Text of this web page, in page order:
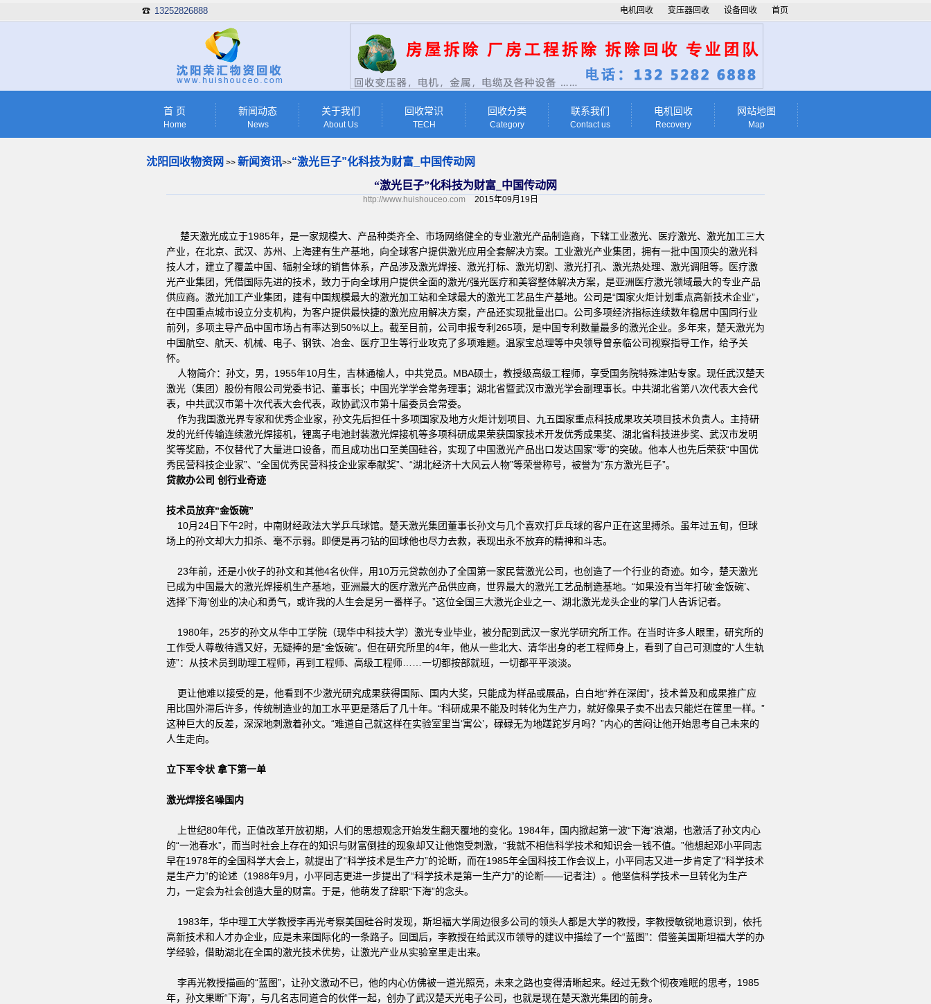
☎ 13252826888 首页
设备回收
变压器回收
电机回收
首 页
Home
新闻动态
News
关于我们
About Us
回收常识
TECH
回收分类
Category
联系我们
Contact us
电机回收
Recovery
网站地图
Map
沈阳回收物资网 >>新闻资讯>>“激光巨子”化科技为财富_中国传动网
“激光巨子”化科技为财富_中国传动网
http://www.huishouceo.com 2015年09月19日
楚天激光成立于1985年，是一家规模大、产品种类齐全、市场网络健全的专业激光产品制造商，下辖工业激光、医疗激光、激光加工三大
产业，在北京、武汉、苏州、上海建有生产基地，向全球客户提供激光应用全套解决方案。工业激光产业集团，拥有一批中国顶尖的激光科
技人才，建立了覆盖中国、辐射全球的销售体系，产品涉及激光焊接、激光打标、激光切割、激光打孔、激光热处理、激光调阻等。医疗激
光产业集团，凭借国际先进的技术，致力于向全球用户提供全面的激光/强光医疗和美容整体解决方案，是亚洲医疗激光领域最大的专业产品
供应商。激光加工产业集团，建有中国规模最大的激光加工站和全球最大的激光工艺品生产基地。公司是“国家火炬计划重点高新技术企业”，
在中国重点城市设立分支机构，为客户提供最快捷的激光应用解决方案，产品还实现批量出口。公司多项经济指标连续数年稳居中国同行业
前列，多项主导产品中国市场占有率达到50%以上。截至目前，公司申报专利265项，是中国专利数量最多的激光企业。多年来，楚天激光为
中国航空、航天、机械、电子、钢铁、冶金、医疗卫生等行业攻克了多项难题。温家宝总理等中央领导曾亲临公司视察指导工作，给予关
怀。
人物简介：孙文，男，1955年10月生，吉林通榆人，中共党员。MBA硕士，教授级高级工程师，享受国务院特殊津贴专家。现任武汉楚天
激光（集团）股份有限公司党委书记、董事长；中国光学学会常务理事；湖北省暨武汉市激光学会副理事长。中共湖北省第八次代表大会代
表，中共武汉市第十次代表大会代表，政协武汉市第十届委员会常委。
作为我国激光界专家和优秀企业家，孙文先后担任十多项国家及地方火炬计划项目、九五国家重点科技成果攻关项目技术负责人。主持研
发的光纤传输连续激光焊接机，锂离子电池封装激光焊接机等多项科研成果荣获国家技术开发优秀成果奖、湖北省科技进步奖、武汉市发明
奖等奖励，不仅替代了大量进口设备，而且成功出口至美国硅谷，实现了中国激光产品出口发达国家“零”的突破。他本人也先后荣获“中国优
秀民营科技企业家”、“全国优秀民营科技企业家奉献奖”、“湖北经济十大风云人物”等荣誉称号，被誉为“东方激光巨子”。
贷款办公司 创行业奇迹
技术员放弃“金饭碗”
10月24日下午2时，中南财经政法大学乒乓球馆。楚天激光集团董事长孙文与几个喜欢打乒乓球的客户正在这里搏杀。虽年过五旬，但球
场上的孙文却大力扣杀、毫不示弱。即便是再刁钻的回球他也尽力去救，表现出永不放弃的精神和斗志。
23年前，还是小伙子的孙文和其他4名伙伴，用10万元贷款创办了全国第一家民营激光公司，也创造了一个行业的奇迹。如今，楚天激光
已成为中国最大的激光焊接机生产基地，亚洲最大的医疗激光产品供应商，世界最大的激光工艺品制造基地。“如果没有当年打破‘金饭碗’、
选择‘下海’创业的决心和勇气，或许我的人生会是另一番样子。”这位全国三大激光企业之一、湖北激光龙头企业的掌门人告诉记者。
1980年，25岁的孙文从华中工学院（现华中科技大学）激光专业毕业，被分配到武汉一家光学研究所工作。在当时许多人眼里，研究所的
工作受人尊敬待遇又好，无疑捧的是“金饭碗”。但在研究所里的4年，他从一些北大、清华出身的老工程师身上，看到了自己可测度的“人生轨
迹”：从技术员到助理工程师，再到工程师、高级工程师……一切都按部就班，一切都平平淡淡。
更让他难以接受的是，他看到不少激光研究成果获得国际、国内大奖，只能成为样品或展品，白白地“养在深闺”，技术普及和成果推广应
用比国外滞后许多，传统制造业的加工水平更是落后了几十年。“科研成果不能及时转化为生产力，就好像果子卖不出去只能烂在筐里一样。”
这种巨大的反差，深深地刺激着孙文。“难道自己就这样在实验室里当‘寓公’，碌碌无为地蹉跎岁月吗？”内心的苦闷让他开始思考自己未来的
人生走向。
立下军令状 拿下第一单
激光焊接名噪国内
上世纪80年代，正值改革开放初期，人们的思想观念开始发生翻天覆地的变化。1984年，国内掀起第一波“下海”浪潮，也激活了孙文内心
的“一池春水”，而当时社会上存在的知识与财富倒挂的现象却又让他饱受刺激，“我就不相信科学技术和知识会一钱不值。”他想起邓小平同志
早在1978年的全国科学大会上，就提出了“科学技术是生产力”的论断，而在1985年全国科技工作会议上，小平同志又进一步肯定了“科学技术
是生产力”的论述（1988年9月，小平同志更进一步提出了“科学技术是第一生产力”的论断——记者注）。他坚信科学技术一旦转化为生产
力，一定会为社会创造大量的财富。于是，他萌发了辞职“下海”的念头。
1983年，华中理工大学教授李再光考察美国硅谷时发现，斯坦福大学周边很多公司的领头人都是大学的教授，李教授敏锐地意识到，依托
高新技术和人才办企业，应是未来国际化的一条路子。回国后，李教授在给武汉市领导的建议中描绘了一个“蓝图”：借鉴美国斯坦福大学的办
学经验，借助湖北在全国的激光技术优势，让激光产业从实验室里走出来。
李再光教授描画的“蓝图”，让孙文激动不已，他的内心仿佛被一道光照亮，未来之路也变得清晰起来。经过无数个彻夜难眠的思考，1985
年，孙文果断“下海”，与几名志同道合的伙伴一起，创办了武汉楚天光电子公司，也就是现在楚天激光集团的前身。